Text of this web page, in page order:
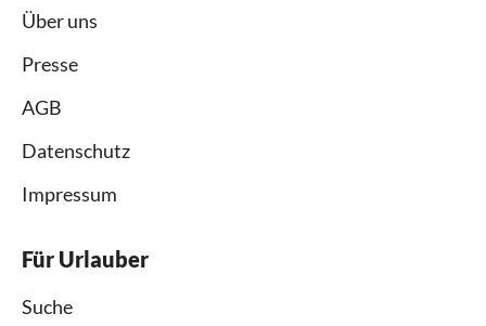
Über uns
Presse
AGB
Datenschutz
Impressum
Für Urlauber
Suche